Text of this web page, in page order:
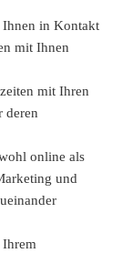
Ihnen in Kontakt
mit Ihnen
mit Ihren
deren
online als
und